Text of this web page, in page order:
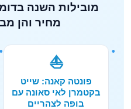
מובילות השנה
מחיר והן
⛵
פונטה קאנה: שייט
בקטמרן לאי סאונה עם
בופה לצהריים